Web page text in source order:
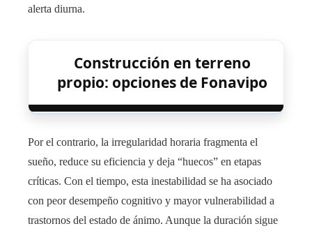
alerta diurna.
Construcción en terreno
propio: opciones de Fonavipo
Por el contrario, la irregularidad horaria fragmenta el
sueño, reduce su eficiencia y deja “huecos” en etapas
críticas. Con el tiempo, esta inestabilidad se ha asociado
con peor desempeño cognitivo y mayor vulnerabilidad a
trastornos del estado de ánimo. Aunque la duración sigue